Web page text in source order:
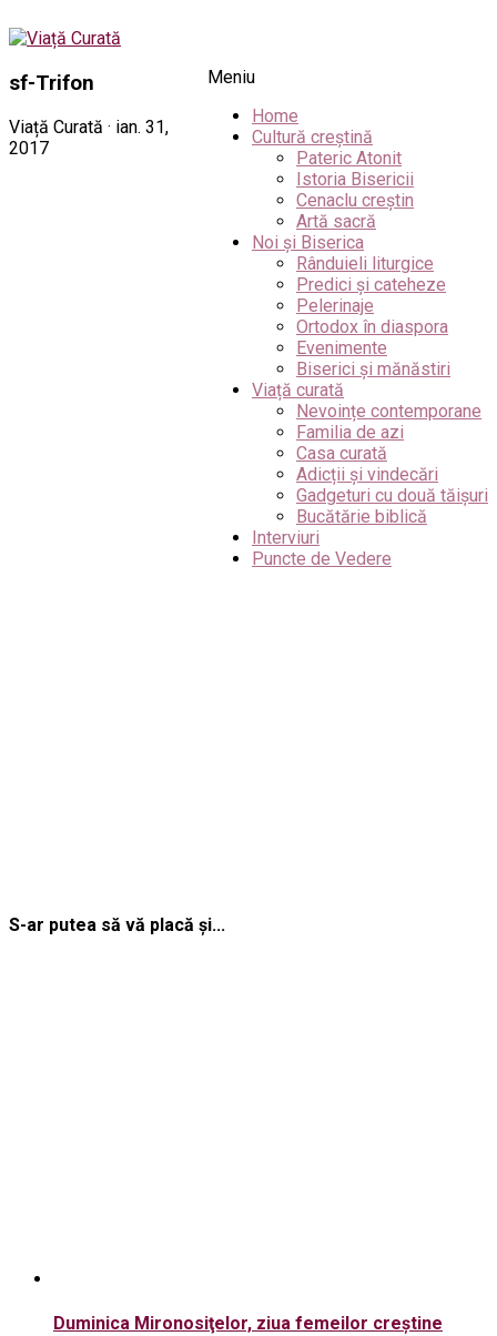
Meniu
Home
Cultură creștină
Pateric Atonit
Istoria Bisericii
Cenaclu creștin
Artă sacră
Noi și Biserica
Rânduieli liturgice
Predici și cateheze
Pelerinaje
Ortodox în diaspora
Evenimente
Biserici și mănăstiri
Viață curată
Nevoințe contemporane
Familia de azi
Casa curată
Adicții și vindecări
Gadgeturi cu două tăișuri
Bucătărie biblică
Interviuri
Puncte de Vedere
sf-Trifon
Viață Curată · ian. 31,
2017
S-ar putea să vă placă și...
Duminica Mironosiţelor, ziua femeilor creştine